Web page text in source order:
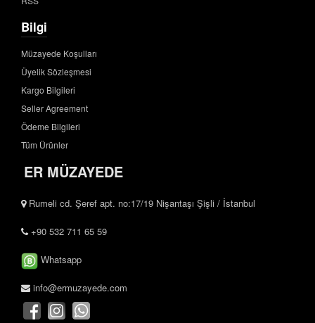
Bilgi
Müzayede Koşulları
Üyelik Sözleşmesi
Kargo Bilgileri
Seller Agreement
Ödeme Bilgileri
Tüm Ürünler
ER MÜZAYEDE
Rumeli cd. Şeref apt. no:17/19 Nişantaşı Şişli / İstanbul
+90 532 711 65 59
Whatsapp
info@ermuzayede.com